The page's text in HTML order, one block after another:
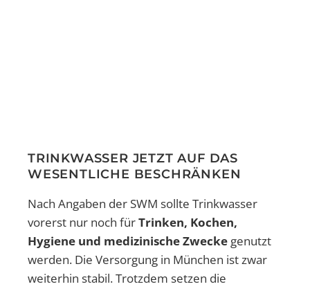
TRINKWASSER JETZT AUF DAS
WESENTLICHE BESCHRÄNKEN
Nach Angaben der SWM sollte Trinkwasser
vorerst nur noch fürTrinken, Kochen,
Hygiene und medizinische Zwecke genutzt
werden. Die Versorgung in München ist zwar
weiterhin stabil. Trotzdem setzen die